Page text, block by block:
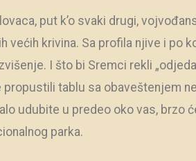
put k’o svaki drugi,
većih krivina. Sa profila njive i po
I što bi Sremci rekli
tablu sa obaveštenjem
udubite u predeo oko vas, brzo
parka.